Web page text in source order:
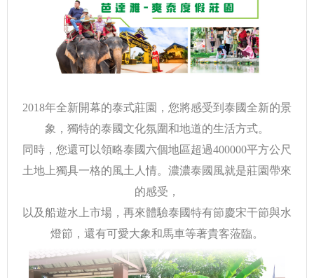
2018年全新開幕的泰式莊園，您將感受到泰國全新的景
象，獨特的泰國文化氛圍和地道的生活方式。
同時，您還可以領略泰國六個地區超過400000平方公尺
土地上獨具一格的風土人情。濃濃泰國風就是莊園帶來
的感受，
以及船遊水上市場，再來體驗泰國特有節慶宋干節與水
燈節，還有可愛大象和馬車等著貴客蒞臨。